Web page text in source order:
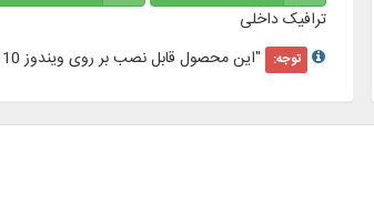
ترافیک داخلی
توجه: "این محصول قابل نصب بر روی ویندوز 10 به بالا "می باشد.